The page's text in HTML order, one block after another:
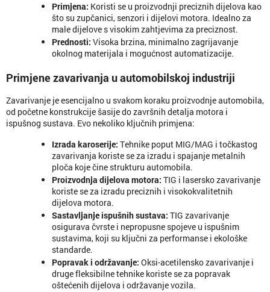
Primjena: Koristi se u proizvodnji preciznih dijelova kao
što su zupčanici, senzori i dijelovi motora. Idealno za
male dijelove s visokim zahtjevima za preciznost.
Prednosti: Visoka brzina, minimalno zagrijavanje
okolnog materijala i mogućnost automatizacije.
Primjene zavarivanja u automobilskoj industriji
Zavarivanje je esencijalno u svakom koraku proizvodnje automobila,
od početne konstrukcije šasije do završnih detalja motora i
ispušnog sustava. Evo nekoliko ključnih primjena:
Izrada karoserije: Tehnike poput MIG/MAG i točkastog
zavarivanja koriste se za izradu i spajanje metalnih
ploča koje čine strukturu automobila.
Proizvodnja dijelova motora: TIG i lasersko zavarivanje
koriste se za izradu preciznih i visokokvalitetnih
dijelova motora.
Sastavljanje ispušnih sustava: TIG zavarivanje
osigurava čvrste i nepropusne spojeve u ispušnim
sustavima, koji su ključni za performanse i ekološke
standarde.
Popravak i održavanje: Oksi-acetilensko zavarivanje i
druge fleksibilne tehnike koriste se za popravak
oštećenih dijelova i održavanje vozila.